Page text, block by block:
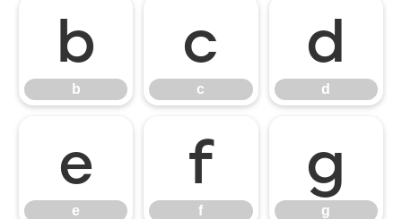
b
b
c
c
d
d
e
e
f
f
g
g